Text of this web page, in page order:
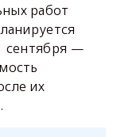
работ
сентября —
их